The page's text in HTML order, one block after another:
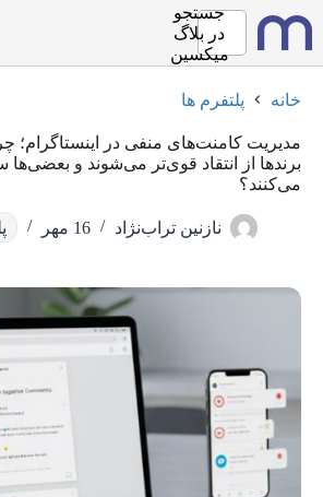
به
محتوا
جستجو
در بلاگ
میکسین
خانه پلتفرم ها
مدیریت کامنت‌های منفی در اینستاگرام؛
برندها از انتقاد قوی‌تر می‌شوند و
می‌کنند؟
نازنین تراب‌نژاد 16 مهر